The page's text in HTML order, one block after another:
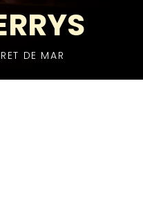
DE MAR